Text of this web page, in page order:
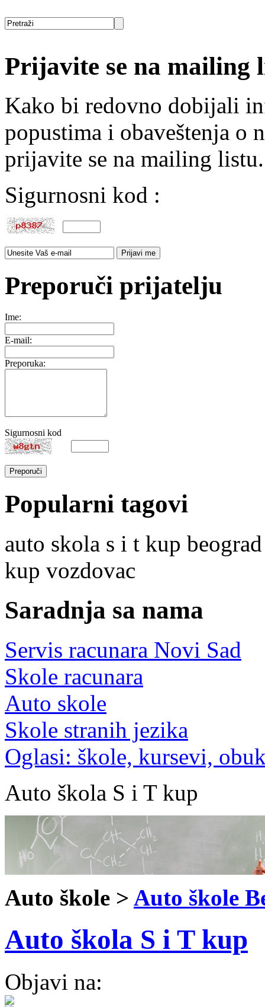
Prijavite se na mailing
Kako bi redovno dobijali
popustima i obaveštenja o
prijavite se na mailing listu.
Sigurnosni kod :
Preporuči prijatelju
Ime:
E-mail:
Preporuka:
Sigurnosni kod
Popularni tagovi
auto skola s i t kup beograd
kup vozdovac
Saradnja sa nama
Servis racunara Novi Sad
Skole racunara
Auto skole
Skole stranih jezika
Oglasi: škole, kursevi,
Auto škola S i T kup
Auto škole > Auto škole
Auto škola S i T kup
Objavi na: